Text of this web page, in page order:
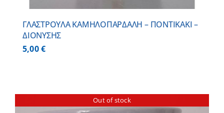
ΓΛΑΣΤΡΟΥΛΑ ΚΑΜΗΛΟΠΑΡΔΑΛΗ – ΠΟΝΤΙΚΑΚΙ –
ΔΙΟΝΥΣΗΣ
5,00€
Out of stock